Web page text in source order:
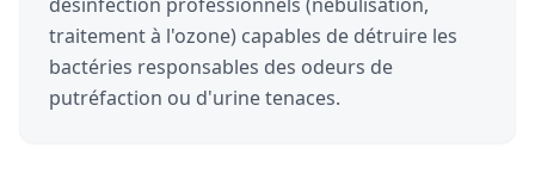
traitement à l'ozone) capables de détruire les
bactéries responsables des odeurs de
putréfaction ou d'urine tenaces.